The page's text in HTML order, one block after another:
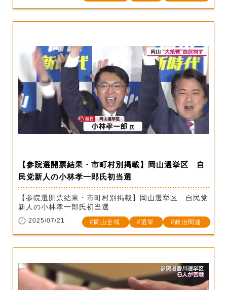
【参院選開票結果・市町村別掲載】岡山選挙区 自
民党新人の小林孝一郎氏初当選
【参院選開票結果・市町村別掲載】岡山選挙区 自民党
新人の小林孝一郎氏初当選
2025/07/21 岡山全域 選挙 政治関連